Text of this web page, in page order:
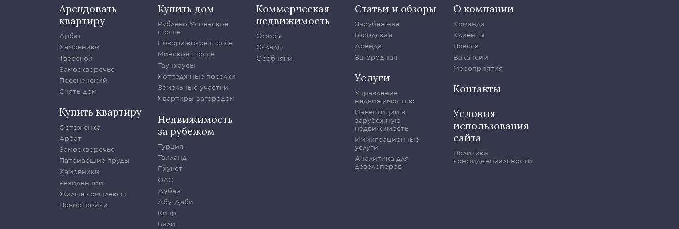
Арендовать
квартиру
Арбат
Хамовники
Тверской
Замоскворечье
Пресненский
Снять дом
Купить квартиру
Остоженка
Арбат
Замоскворечье
Патриаршие пруды
Хамовники
Резиденции
Жилые комплексы
Новостройки
Купить дом
Рублево-Успенское
шоссе
Новорижское шоссе
Минское шоссе
Таунхаусы
Коттеджные поселки
Земельные участки
Квартиры загородом
Недвижимость
за рубежом
Турция
Таиланд
Пхукет
ОАЭ
Дубаи
Абу-Даби
Кипр
Бали
Коммерческая
недвижимость
Офисы
Склады
Особняки
Статьи и обзоры
Зарубежная
Городская
Аренда
Загородная
Услуги
Управление
недвижимостью
Инвестиции в
зарубежную
недвижимость
Иммиграционные
услуги
Аналитика для
девелоперов
О компании
Команда
Клиенты
Пресса
Вакансии
Мероприятия
Контакты
Условия
использования
сайта
Политика
конфиденциальности